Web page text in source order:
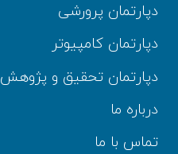
دپارتمان پرورشی
دپارتمان کامپیوتر
دپارتمان تحقیق و پژوهش
درباره ما
تماس با ما